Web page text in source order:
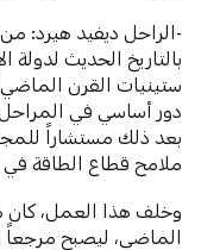
-الراحل ديفيد هيرد:
بالتاريخ الحديث
ستينيات القرن
دور أساسي في
بعد ذلك مستشاراً
ملامح قطاع الطاقة في
وخلف هذا العمل، كان
الماضي، ليصبح مرجعاً